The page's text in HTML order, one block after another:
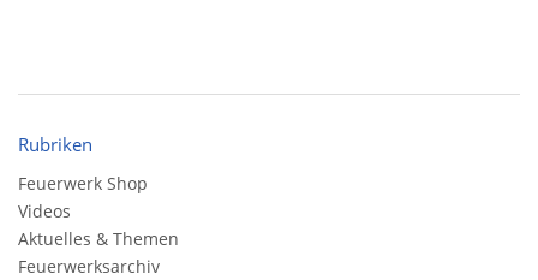
Rubriken
Feuerwerk Shop
Videos
Aktuelles & Themen
Feuerwerksarchiv